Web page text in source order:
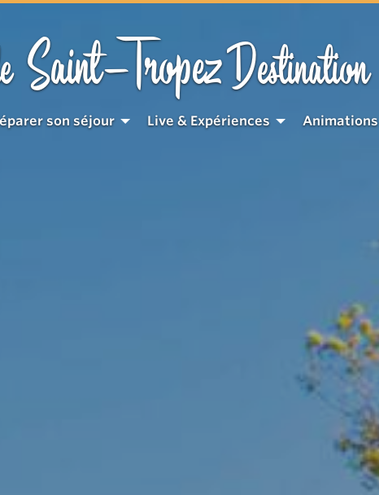
Saint-TropezDestination
son séjour Live & Expériences Animations